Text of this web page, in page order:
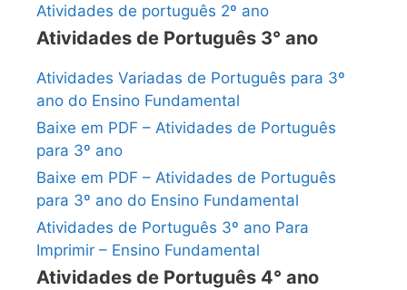
Atividades de português 2º ano
Atividades de Português 3° ano
Atividades Variadas de Português para 3º
ano do Ensino Fundamental
Baixe em PDF – Atividades de Português
para 3º ano
Baixe em PDF – Atividades de Português
para 3º ano do Ensino Fundamental
Atividades de Português 3º ano Para
Imprimir – Ensino Fundamental
Atividades de Português 4° ano